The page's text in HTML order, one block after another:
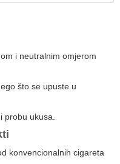
i neutralnim omjerom
što se upuste u
probu ukusa.
konvencionalnih cigareta